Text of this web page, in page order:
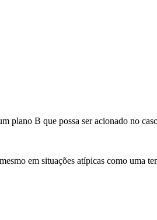
plano B que possa ser acionado no
em situações atípicas como uma